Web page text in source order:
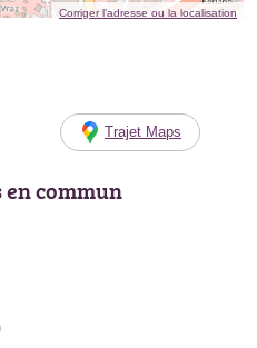
Corriger l’adresse ou la localisation
Trajet Maps
commun